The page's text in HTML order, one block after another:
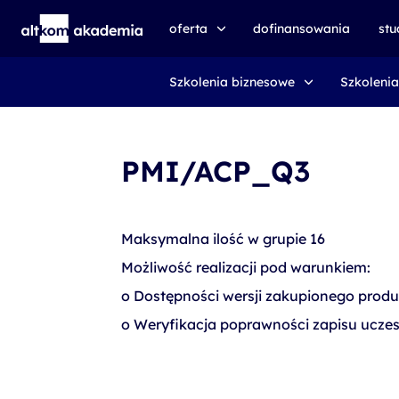
oferta
speexx
kursy e-learningowe
szkolenia VR
szkolenia NIS2
dofinansowania
Szkolenia biznesowe
PMI/ACP_Q3
Maksymalna ilość w grupie 16
Możliwość realizacji pod warunkiem:
o Dostępności wersji zakupionego
o Weryfikacja poprawności zapisu